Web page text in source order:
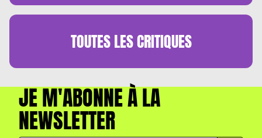
TOUTES LESCRITIQUES
JE M'ABONNE À LA
NEWSLETTER